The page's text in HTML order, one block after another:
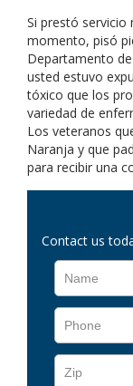
Si prestó servicio
momento, pisó
Departamento
usted estuvo
tóxico que los
variedad de
Los veteranos
Naranja y que
para recibir una
Contact us